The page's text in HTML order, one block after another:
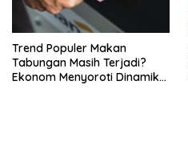
Trend Populer Makan
Tabungan Masih Terjadi?
Ekonom Menyoroti Dinamika